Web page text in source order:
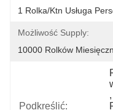
1 Rolka/ktn Usługa
Możliwość Supply:
10000 Rolków
Podkreślić:
,